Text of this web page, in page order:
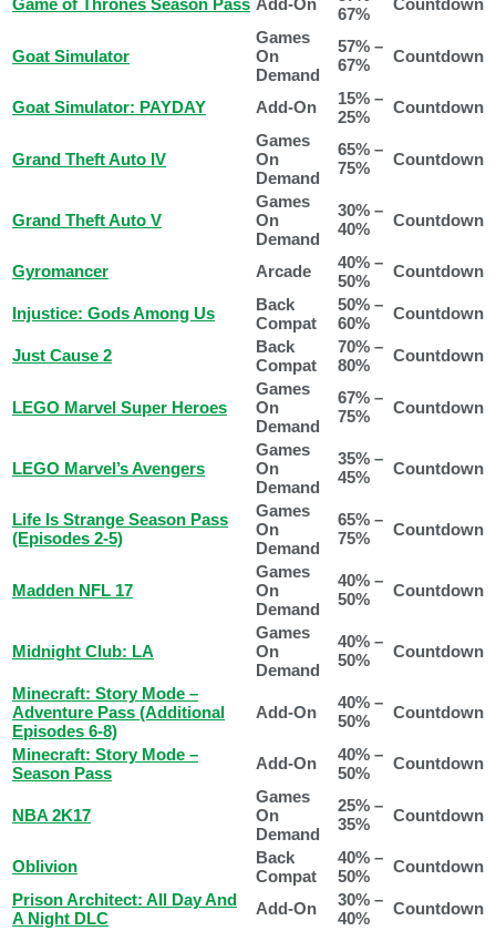
Game of Thrones Season Pass Add-On
67%
Countdown
Goat Simulator
Games
On
Demand
57% –
67%
Countdown
Goat Simulator: PAYDAY Add-On
15% –
25%
Countdown
Grand Theft Auto IV
Games
On
Demand
65% –
75%
Countdown
Grand Theft Auto V
Games
On
Demand
30% –
40%
Countdown
Gyromancer Arcade
40% –
50%
Countdown
Injustice: Gods Among Us
Back
Compat
50% –
60%
Countdown
Just Cause 2
Back
Compat
70% –
80%
Countdown
LEGO Marvel Super Heroes
Games
On
Demand
67% –
75%
Countdown
LEGO Marvel’s Avengers
Games
On
Demand
35% –
45%
Countdown
Life Is Strange Season Pass
(Episodes 2-5)
Games
On
Demand
65% –
75%
Countdown
Madden NFL 17
Games
On
Demand
40% –
50%
Countdown
Midnight Club: LA
Games
On
Demand
40% –
50%
Countdown
Minecraft: Story Mode –
Adventure Pass (Additional
Episodes 6-8)
Add-On
40% –
50%
Countdown
Minecraft: Story Mode –
Season Pass
Add-On
40% –
50%
Countdown
NBA 2K17
Games
On
Demand
25% –
35%
Countdown
Oblivion
Back
Compat
40% –
50%
Countdown
Prison Architect: All Day And
A Night DLC
Add-On
30% –
40%
Countdown